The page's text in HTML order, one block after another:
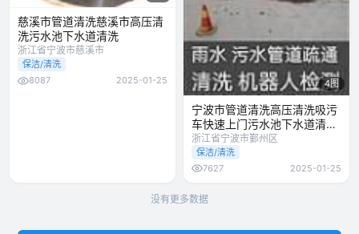
慈溪市管道清洗慈溪市高压清
洗污水池下水道清洗
浙江省宁波市慈溪市
保洁/清洗
8087
2025-01-25 4图
宁波市管道清洗高压清洗吸污
车快速上门污水池下水道清洗
清洗
浙江省宁波市鄞州区
保洁/清洗
7627
2025-01-25
没有更多数据